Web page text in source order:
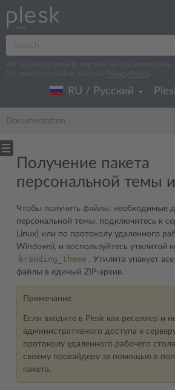
We log search terms to improve our documentation.
For more information, read our
Privacy Policy
RU / Русский
Documentation
Получение пакета
персональной темы
Чтобы получить файлы, необходимые
персональной темы, подключитесь к
Linux) или по протоколу удаленного
Windows), и воспользуйтесь утилитой
branding_theme . Утилита упакует
файлы в единый ZIP-архив.
Примечание
Если входите в Plesk как реселлер и
административного доступа к
протоколу удаленного рабочего
своему провайдеру за помощью в
пакета.